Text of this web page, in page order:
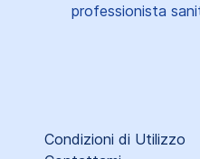
professionista
Condizioni di Utilizzo